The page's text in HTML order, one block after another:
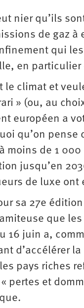
nier qu’ils
de gaz à
qui
en
le climat et
» (ou, au
européen a
qu’on
moins de 1
jusqu’en
de luxe
sa 27e
que
16 juin a,
d’accélérer
pays riches
pertes et